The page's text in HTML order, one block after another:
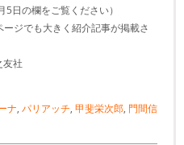
日の欄をご覧ください）
ジでも大きく紹介記事が掲載さ
友社
ナ, パリアッチ, 甲斐栄次郎, 門間信